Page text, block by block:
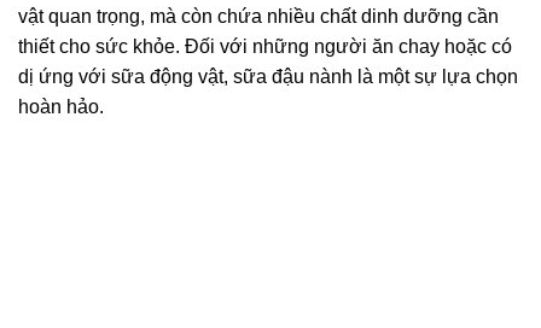
vật quan trọng, mà còn chứa nhiều chất dinh dưỡng cần
thiết cho sức khỏe. Đối với những người ăn chay hoặc có
dị ứng với sữa động vật, sữa đậu nành là một sự lựa chọn
hoàn hảo.